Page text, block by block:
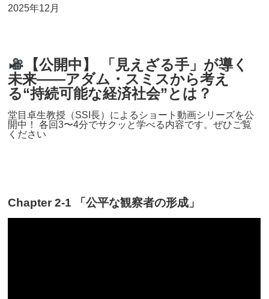
2025年12月
【公開中】 「見えざる手」が導く
未来——アダム・スミスから考え
る“持続可能な経済社会”とは？
堂目卓生教授（SSI長）によるショート動画シリーズを公
開中！ 各回3〜4分でサクッと学べる内容です。ぜひご覧
ください
Chapter 2-1 「公平な観察者の形成」